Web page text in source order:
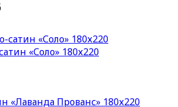
«Соло» 180х220